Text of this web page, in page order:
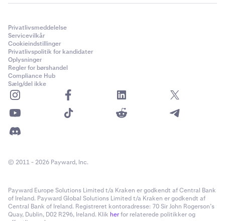
Privatlivsmeddelelse
Servicevilkår
Cookieindstillinger
Privatlivspolitik for kandidater
Oplysninger
Regler for børshandel
Compliance Hub
Sælg/del ikke
© 2011 - 2026 Payward, Inc.
Payward Europe Solutions Limited t/a Kraken er godkendt af Central Bank
of Ireland. Payward Global Solutions Limited t/a Kraken er godkendt af
Central Bank of Ireland. Registreret kontoradresse: 70 Sir John Rogerson’s
Quay, Dublin, D02 R296, Ireland. Klik herfor relaterede politikker og